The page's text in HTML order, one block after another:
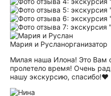
Мария и Русланорганизатор
Милая наша Илона! Это Вам
пролетело время! Очень
нашу экскурсию, спасибо!♥️